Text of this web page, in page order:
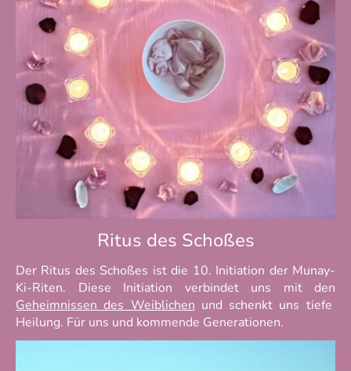
Ritus des Schoßes
Der Ritus des Schoßes ist die 10. Initiation der Munay-
Ki-Riten. Diese Initiation verbindet uns mit den
Geheimnissen des Weiblichen und schenkt uns tiefe
Heilung. Für uns und kommende Generationen.